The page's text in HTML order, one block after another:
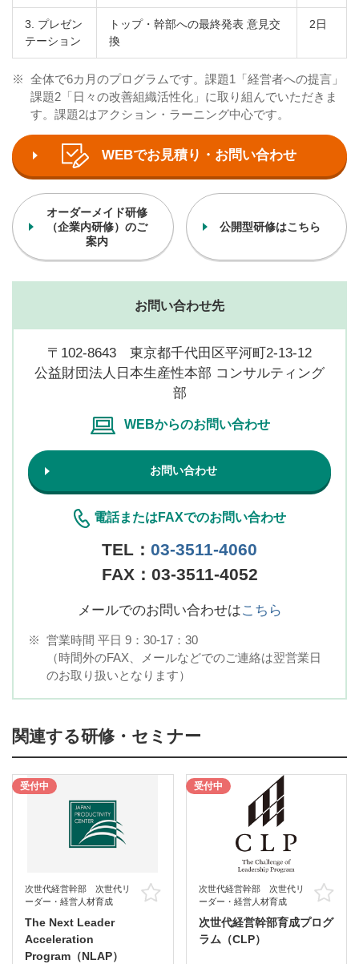
3. プレゼン
テーション
トップ・幹部への最終発表 意見交
換
2日
※ 全体で6カ月のプログラムです。課題1「経営者への提言」
課題2「日々の改善組織活性化」に取り組んでいただきま
す。課題2はアクション・ラーニング中心です。
WEBでお見積り・お問い合わせ
オーダーメイド研修
（企業内研修）のご
案内
公開型研修はこちら
お問い合わせ先
〒102-8643 東京都千代田区平河町2-13-12
公益財団法人日本生産性本部 コンサルティング
部
WEBからのお問い合わせ
お問い合わせ
電話またはFAXでのお問い合わせ
TEL： 03-3511-4060
FAX：03-3511-4052
メールでのお問い合わせはこちら
※ 営業時間 平日 9：30-17：30
（時間外のFAX、メールなどでのご連絡は翌営業日
のお取り扱いとなります）
関連する研修・セミナー
受付中
次世代経営幹部 次世代リ
ーダー・経営人材育成
お気に入り
The Next Leader
Acceleration
Program（NLAP）
受付中
次世代経営幹部 次世代リ
ーダー・経営人材育成
次世代経営幹部育成プログ
ラム（CLP）